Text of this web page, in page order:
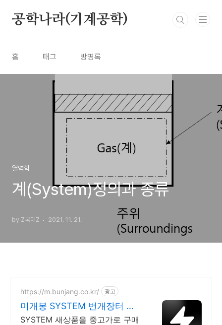
공학나라(기계공학)
홈 태그 방명록
열역학
계(System)정의과 종류
by Z국대Z 2021. 11. 21.
https://m.bunjang.co.kr/ 광고
미개봉 SYSTEM 번개장터 국
내 최대 브랜드 중고거래
SYSTEM 새상품을 중고가로 구매